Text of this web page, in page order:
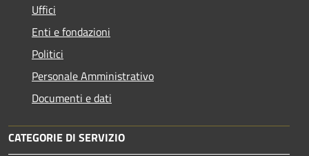
Uffici
Enti e fondazioni
Politici
Personale Amministrativo
Documenti e dati
CATEGORIE DI SERVIZIO